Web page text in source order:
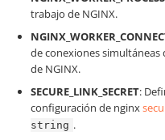
trabajo de NGINX.
de conexiones
de NGINX.
SECURE_LINK_SECRET:
configuración de nginx
string .